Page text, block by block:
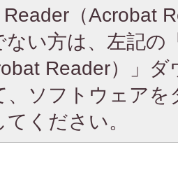
Reader（Acrobat
い方は、左記の
Reader）」
、ソフトウェア
ください。